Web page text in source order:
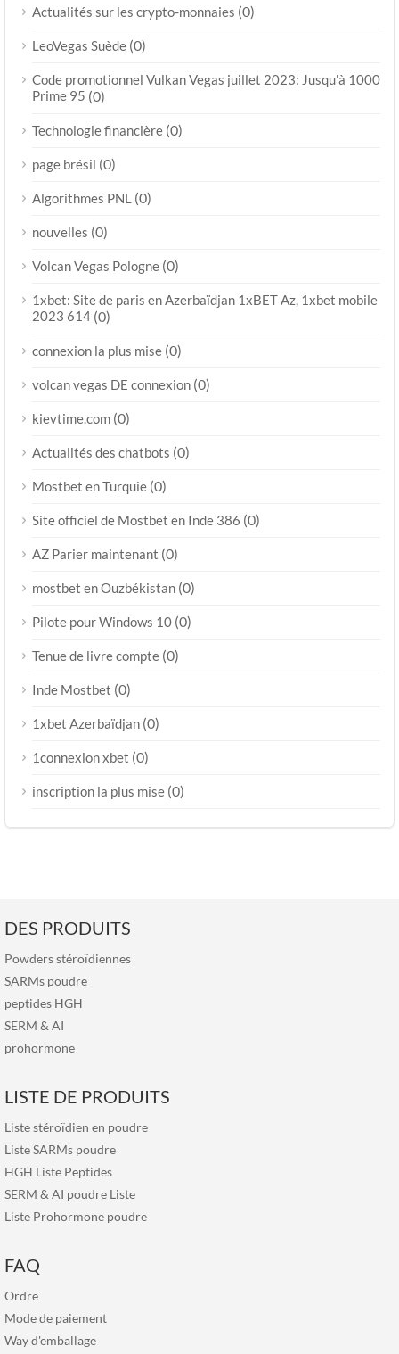
Actualités sur les crypto-monnaies (0)
LeoVegas Suède (0)
Code promotionnel Vulkan Vegas juillet 2023: Jusqu'à 1000
Prime 95 (0)
Technologie financière (0)
page brésil (0)
Algorithmes PNL (0)
nouvelles (0)
Volcan Vegas Pologne (0)
1xbet: Site de paris en Azerbaïdjan 1xBET Az, 1xbet mobile
2023 614 (0)
connexion la plus mise (0)
volcan vegas DE connexion (0)
kievtime.com (0)
Actualités des chatbots (0)
Mostbet en Turquie (0)
Site officiel de Mostbet en Inde 386 (0)
AZ Parier maintenant (0)
mostbet en Ouzbékistan (0)
Pilote pour Windows 10 (0)
Tenue de livre compte (0)
Inde Mostbet (0)
1xbet Azerbaïdjan (0)
1connexion xbet (0)
inscription la plus mise (0)
DES PRODUITS
Powders stéroïdiennes
SARMs poudre
peptides HGH
SERM & AI
prohormone
LISTE DE PRODUITS
Liste stéroïdien en poudre
Liste SARMs poudre
HGH Liste Peptides
SERM & AI poudre Liste
Liste Prohormone poudre
FAQ
Ordre
Mode de paiement
Way d'emballage